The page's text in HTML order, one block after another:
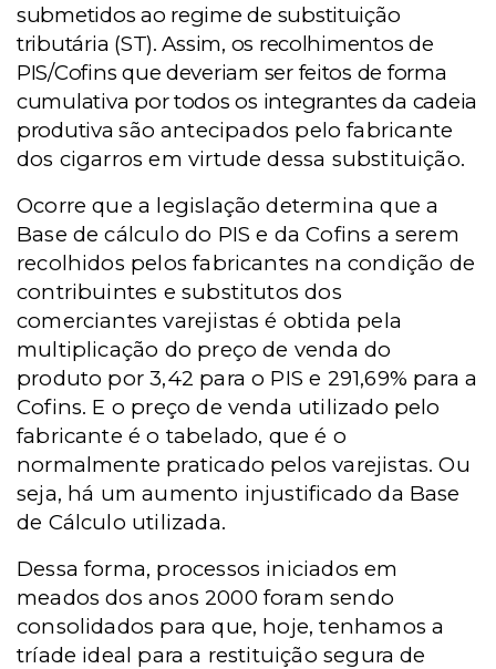
submetidos ao regime de substituição
tributária (ST). Assim, os recolhimentos de
PIS/Cofins que deveriam ser feitos de forma
cumulativa por todos os integrantes da cadeia
produtivasão antecipados pelo fabricante
dos cigarros em virtude dessa substituição.
Ocorre que a legislação determina que a
Base de cálculo do PIS e da Cofins a serem
recolhidos pelos fabricantes na condição de
contribuintes e substitutos dos
comerciantes varejistas é obtida pela
multiplicação do preço de venda do
produto por 3,42 para o PIS e 291,69% para a
Cofins. E o preço de venda utilizado pelo
fabricante é o tabelado, que é o
normalmente praticado pelos varejistas. Ou
seja, há um aumento injustificado da Base
de Cálculo utilizada.
Dessa forma, processos iniciados em
meados dos anos 2000 foram sendo
consolidados para que, hoje, tenhamos a
tríade ideal para a restituição segura de